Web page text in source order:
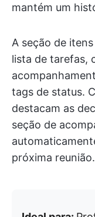
mantém um
A seção de
lista de tarefas,
tags de status.
destacam as
seção de
próxima reunião.